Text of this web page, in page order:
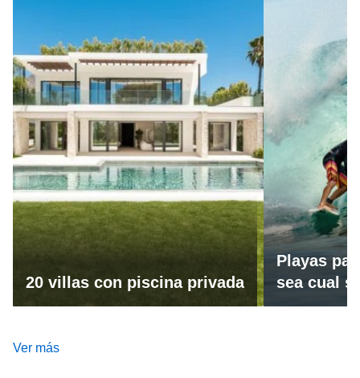
20 villas con piscina privada
Playas
sea cual
Ver más